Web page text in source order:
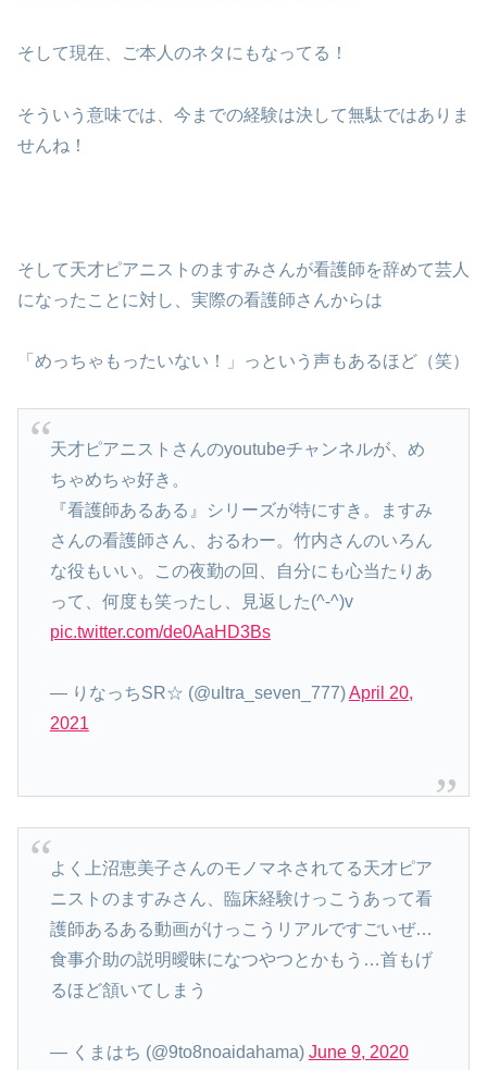
そして現在、ご本人のネタにもなってる！
そういう意味では、今までの経験は決して無駄ではありま
せんね！
そして天才ピアニストのますみさんが看護師を辞めて芸人
になったことに対し、実際の看護師さんからは
「めっちゃもったいない！」っという声もあるほど（笑）
天才ピアニストさんのyoutubeチャンネルが、め
ちゃめちゃ好き。
『看護師あるある』シリーズが特にすき。ますみ
さんの看護師さん、おるわー。竹内さんのいろん
な役もいい。この夜勤の回、自分にも心当たりあ
って、何度も笑ったし、見返した(^-^)v
pic.twitter.com/de0AaHD3Bs
— りなっちSR☆ (@ultra_seven_777)April 20,
2021
よく上沼恵美子さんのモノマネされてる天才ピア
ニストのますみさん、臨床経験けっこうあって看
護師あるある動画がけっこうリアルですごいぜ…
食事介助の説明曖昧になつやつとかもう…首もげ
るほど頷いてしまう
— くまはち (@9to8noaidahama) June 9, 2020